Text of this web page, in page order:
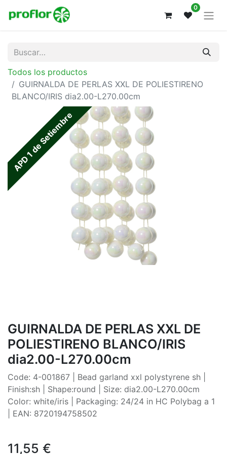
0
Todos los productos
GUIRNALDA DE PERLAS XXL DE POLIESTIRENO
BLANCO/IRIS dia2.00-L270.00cm
APD 1 de Setiembre
GUIRNALDA DE PERLAS XXL DE
POLIESTIRENO BLANCO/IRIS
dia2.00-L270.00cm
Code: 4-001867 | Bead garland xxl polystyrene sh |
Finish:sh | Shape:round | Size: dia2.00-L270.00cm
Color: white/iris | Packaging: 24/24 in HC Polybag a 1
| EAN: 8720194758502
11,55 €